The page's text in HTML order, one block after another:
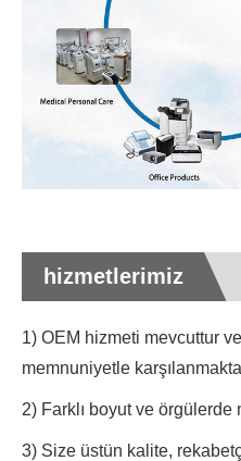
hizmetlerimiz
1) OEM hizmeti mevcuttur
memnuniyetle
2) Farklı boyut ve örgülerde
3) Size üstün kalite,